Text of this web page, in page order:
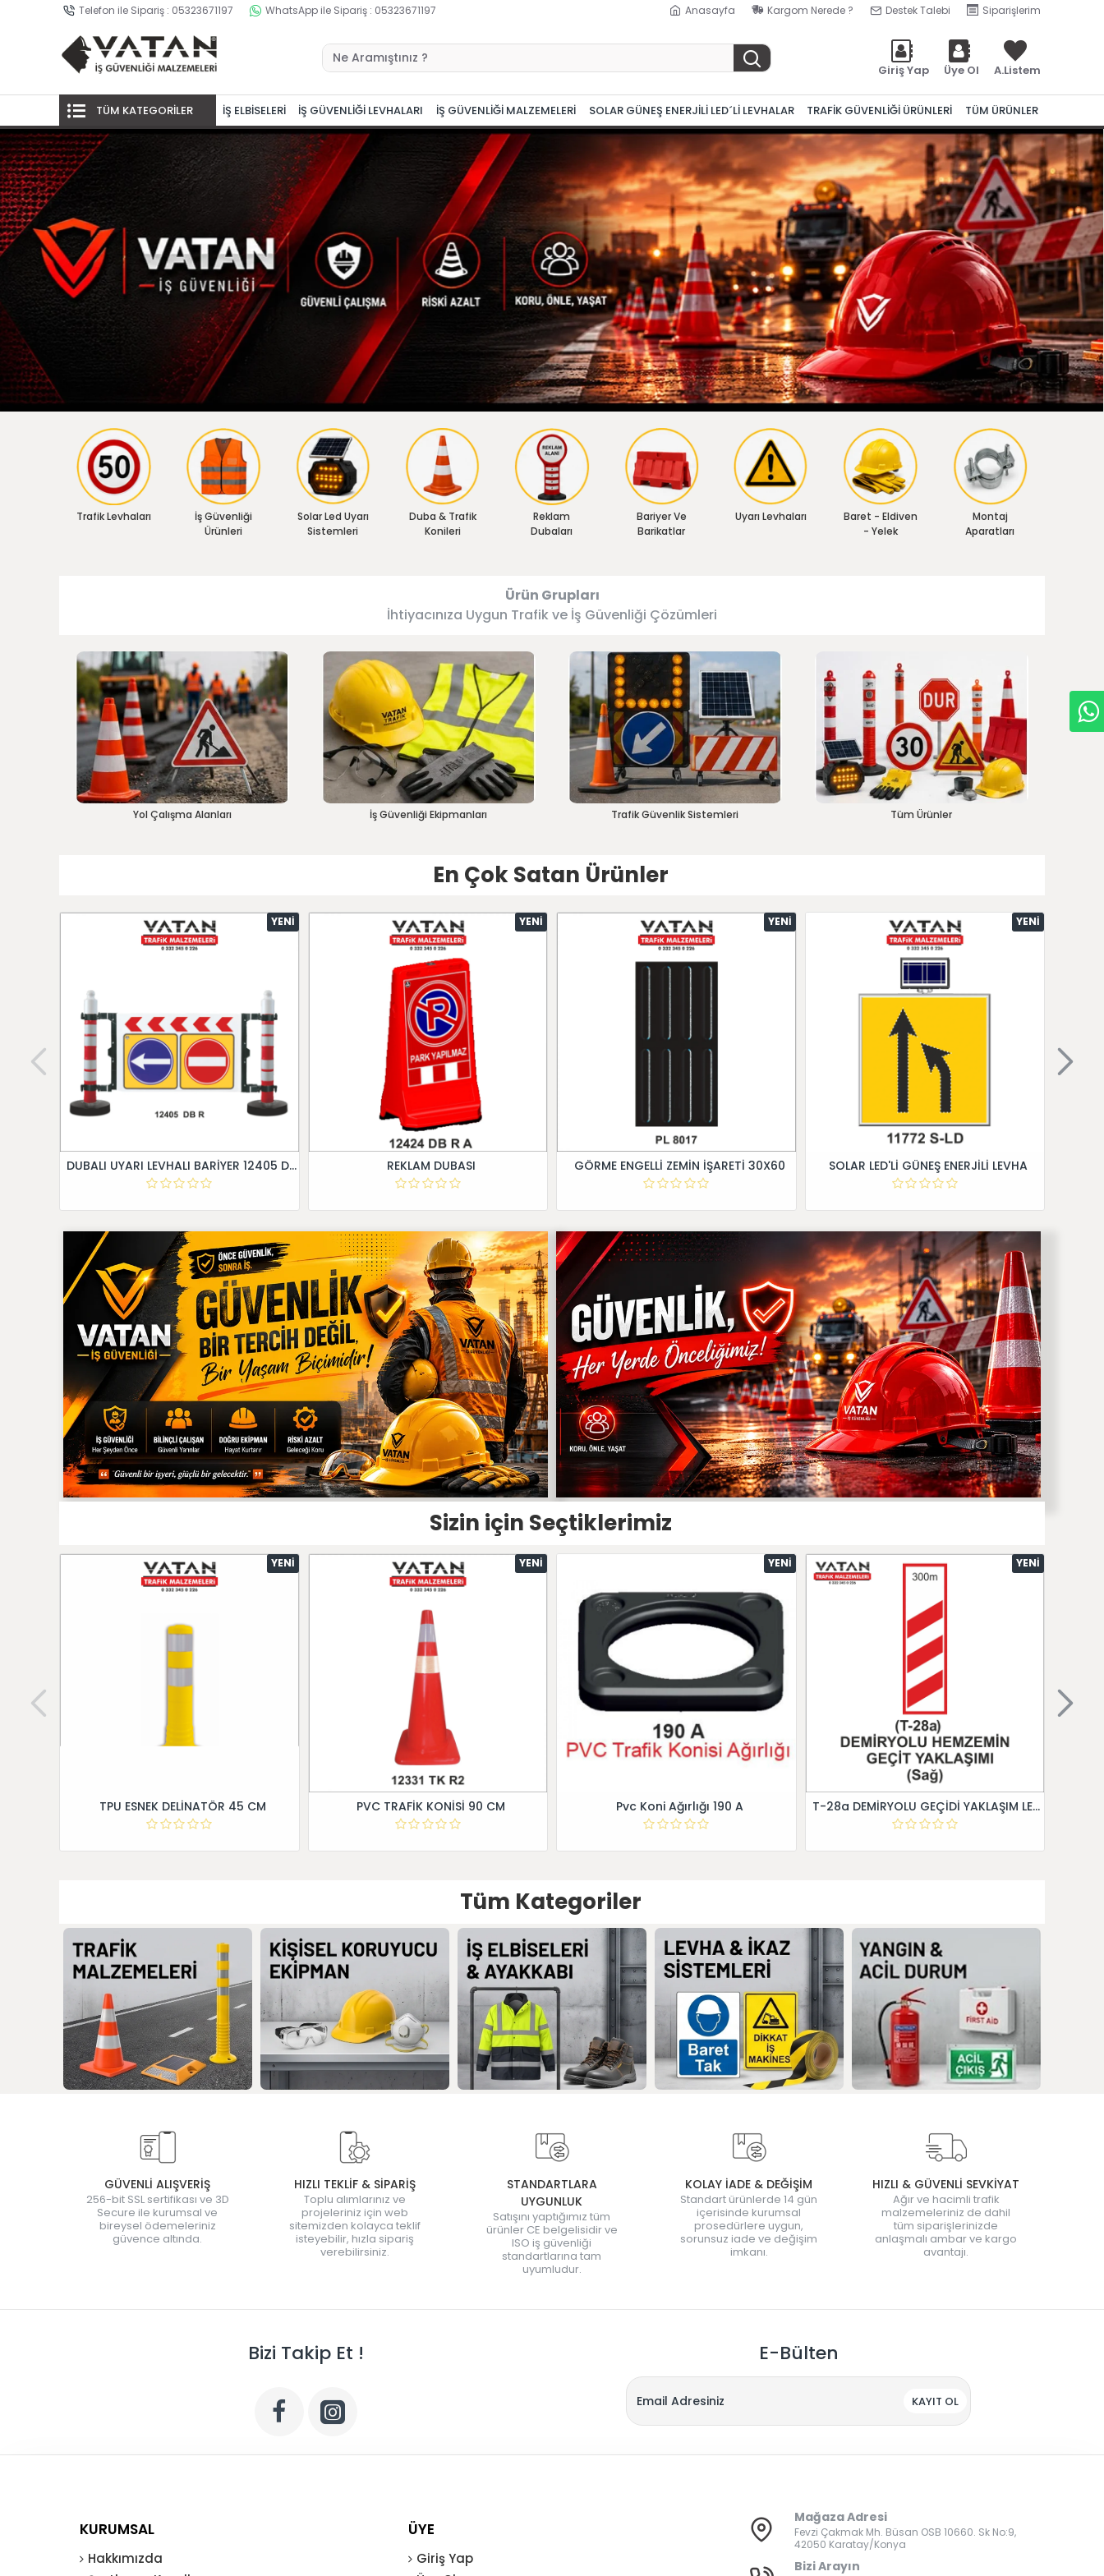
Telefon ile Sipariş : 05323671197 WhatsApp ile Sipariş : 05323671197 Anasayfa Kargom Nerede ? Destek Talebi Siparişlerim
Giriş Yap Üye Ol A.Listem
TÜM KATEGORİLER İŞ ELBİSELERİ İŞ GÜVENLİĞİ LEVHALARI İŞ GÜVENLİĞİ MALZEMELERİ SOLAR GÜNEŞ ENERJİLİ LED´Lİ LEVHALAR TRAFİK GÜVENLİĞİ ÜRÜNLERİ TÜM ÜRÜNLER
Trafik Levhaları
İş Güvenliği
Ürünleri
Solar Led Uyarı
Sistemleri
Duba & Trafik
Konileri
Reklam
Dubaları
Bariyer Ve
Barikatlar
Uyarı Levhaları
Baret - Eldiven
- Yelek
Montaj
Aparatları
Ürün Grupları
İhtiyacınıza Uygun Trafik ve İş Güvenliği Çözümleri
Yol Çalışma Alanları İş Güvenliği Ekipmanları Trafik Güvenlik Sistemleri Tüm Ürünler
En Çok Satan Ürünler
YENI
DUBALI UYARI LEVHALI BARİYER 12405 DB R
YENI
REKLAM DUBASI
YENI
GÖRME ENGELLİ ZEMİN İŞARETİ 30X60
YENI
SOLAR LED'Lİ GÜNEŞ ENERJİLİ LEVHA
Sizin için Seçtiklerimiz
YENI
TPU ESNEK DELİNATÖR 45 CM
YENI
PVC TRAFİK KONİSİ 90 CM
YENI
Pvc Koni Ağırlığı 190 A
YENI
T-28a DEMİRYOLU GEÇİDİ YAKLAŞIM LEVHALARI (Sağ)
Tüm Kategoriler
GÜVENLİ ALIŞVERİŞ
256-bit SSL sertifikası ve 3D
Secure ile kurumsal ve
bireysel ödemeleriniz
güvence altında.
HIZLI TEKLİF & SİPARİŞ
Toplu alımlarınız ve
projeleriniz için web
sitemizden kolayca teklif
isteyebilir, hızla sipariş
verebilirsiniz.
STANDARTLARA
UYGUNLUK
Satışını yaptığımız tüm
ürünler CE belgelisidir ve
ISO iş güvenliği
standartlarına tam
uyumludur.
KOLAY İADE & DEĞİŞİM
Standart ürünlerde 14 gün
içerisinde kurumsal
prosedürlere uygun,
sorunsuz iade ve değişim
imkanı.
HIZLI & GÜVENLİ SEVKİYAT
Ağır ve hacimli trafik
malzemeleriniz de dahil
tüm siparişlerinizde
anlaşmalı ambar ve kargo
avantajı.
Bizi Takip Et ! E-Bülten
KAYIT OL
KURUMSAL
Hakkımızda
ÜYE
Giriş Yap
Mağaza Adresi
Fevzi Çakmak Mh. Büsan OSB 10660. Sk No:9,
42050 Karatay/Konya
Bizi Arayın